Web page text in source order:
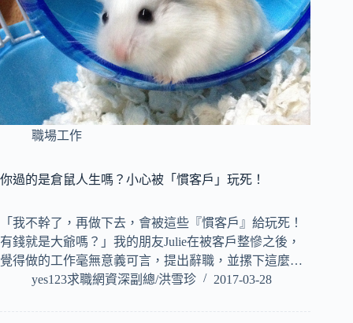
職場工作
你過的是倉鼠人生嗎？小心被「慣客戶」玩死！
「我不幹了，再做下去，會被這些『慣客戶』給玩死！
有錢就是大爺嗎？」我的朋友Julie在被客戶整慘之後，
覺得做的工作毫無意義可言，提出辭職，並摞下這麼…
yes123求職網資深副總/洪雪珍
2017-03-28